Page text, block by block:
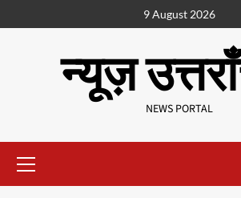
9 August 2026
न्यूज़ NEWS PORTAL